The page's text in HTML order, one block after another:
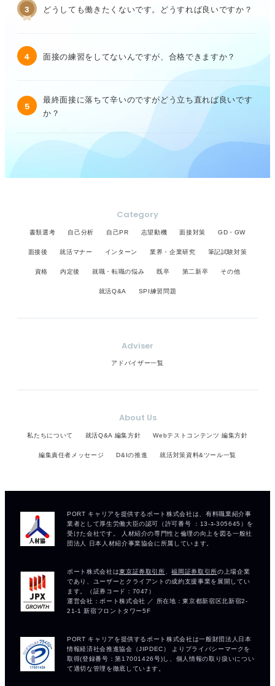
3 どうしても働きたくないです。どうすれば良いですか？
4 面接の練習をしてないんですが、合格できますか？
5
最終面接に落ちて辛いのですがどう立ち直れば良いです
か？
Category
書類選考 自己分析 自己PR 志望動機 面接対策 GD・GW
面接後 就活マナー インターン 業界・企業研究 筆記試験対策
資格 内定後 就職・転職の悩み 既卒 第二新卒 その他
就活Q&A SPI練習問題
Adviser
アドバイザー一覧
About Us
私たちについて 就活Q&A 編集方針 Webテストコンテンツ 編集方針
編集責任者メッセージ D&Iの推進 就活対策資料&ツール一覧